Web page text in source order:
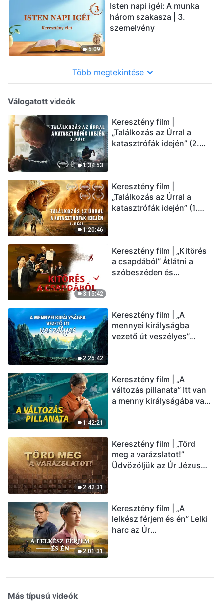
5:09
Isten napi igéi: A munka
három szakasza | 3.
szemelvény
Több megtekintése
Válogatott videók
1:34:53
Keresztény film |
„Találkozás az Úrral a
katasztrófák idején” (2.
országába? (Magyar
szinkron)
1:20:46
Keresztény film |
„Találkozás az Úrral a
katasztrófák idején” (1.
3:15:42
Keresztény film | „Kitörés
a csapdából” Átlátni a
szóbeszéden és
2:25:42
Keresztény film | „A
mennyei királyságba
vezető út veszélyes”
1:42:21
Keresztény film | „A
változás pillanata” Itt van
a menny királyságába való
2:42:31
Keresztény film | „Törd
meg a varázslatot!”
Üdvözöljük az Úr Jézus
2:01:31
Keresztény film | „A
lelkész férjem és én” Lelki
harc az Úr
Más típusú videók